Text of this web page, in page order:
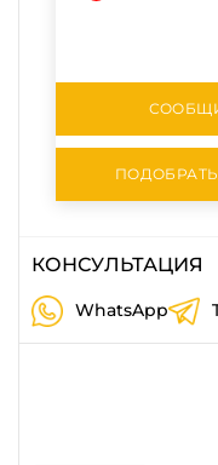
КОНСУЛЬТАЦИЯ
WhatsApp